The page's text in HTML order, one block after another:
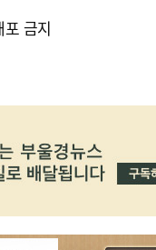
금지